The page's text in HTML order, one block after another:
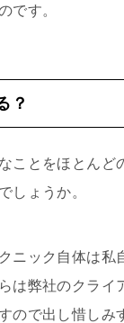
です。
？
ことをほとんど
しょうか。
ニック自体は私
は弊社のクライ
ので出し惜しみ